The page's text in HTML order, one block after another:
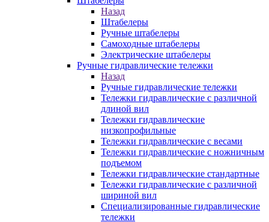
Назад
Штабелеры
Ручные штабелеры
Самоходные штабелеры
Электрические штабелеры
Ручные гидравлические тележки
Назад
Ручные гидравлические тележки
Тележки гидравлические с различной
длиной вил
Тележки гидравлические
низкопрофильные
Тележки гидравлические с весами
Тележки гидравлические с ножничным
подъемом
Тележки гидравлические стандартные
Тележки гидравлические с различной
шириной вил
Специализированные гидравлические
тележки